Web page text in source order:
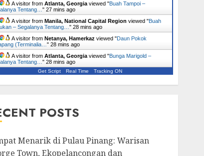
A visitor from Atlanta, Georgiaviewed "Buah Tampoi –
Tentang… " 27 mins ago
A visitor from Manila, National Capital Region viewed "Buah
– Segalanya Tentang… " 28 mins ago
A visitor from Netanya, Hamerkaz viewed "Daun Pokok
(Terminalia… " 28 mins ago
A visitor from Atlanta, Georgiaviewed "Bunga Marigold –
Tentang… " 28 mins ago
Get Script Real Time Tracking ON
POSTS
Menarik di Pulau Pinang: Warisan
Town, Ekopelancongan dan